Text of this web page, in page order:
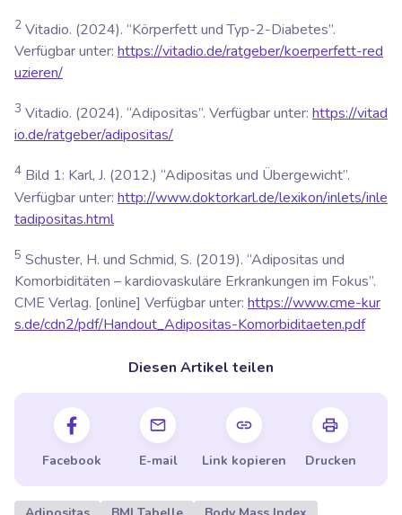
2 Vitadio. (2024). “Körperfett und Typ-2-Diabetes”.
Verfügbar unter: https://vitadio.de/ratgeber/koerperfett-red
uzieren/
3 Vitadio. (2024). “Adipositas”. Verfügbar unter: https://vitad
io.de/ratgeber/adipositas/
4 Bild 1: Karl, J. (2012.) “Adipositas und Übergewicht”.
Verfügbar unter: http://www.doktorkarl.de/lexikon/inlets/inle
tadipositas.html
5 Schuster, H. und Schmid, S. (2019). “Adipositas und
Komorbiditäten – kardiovaskuläre Erkrankungen im Fokus”.
CME Verlag. [online] Verfügbar unter: https://www.cme-kur
s.de/cdn2/pdf/Handout_Adipositas-Komorbiditaeten.pdf
Diesen Artikel teilen
Facebook E-mail Link kopieren Drucken